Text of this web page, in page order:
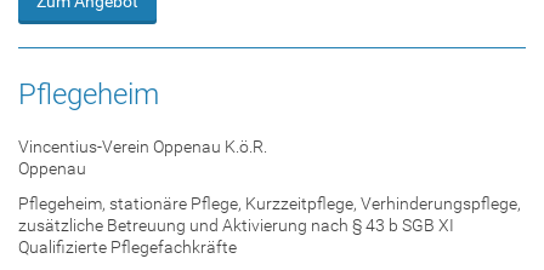
Pflegeheim
Vincentius-Verein Oppenau K.ö.R.
Oppenau
Pflegeheim, stationäre Pflege, Kurzzeitpflege, Verhinderungspflege,
zusätzliche Betreuung und Aktivierung nach § 43 b SGB XI
Qualifizierte Pflegefachkräfte